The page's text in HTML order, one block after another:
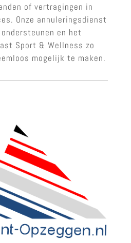
of vertragingen in
Onze annuleringsdienst
en het
Sport & Wellness zo
mogelijk te maken.